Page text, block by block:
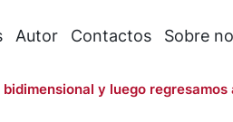
Autor Contactos Sobre
y luego